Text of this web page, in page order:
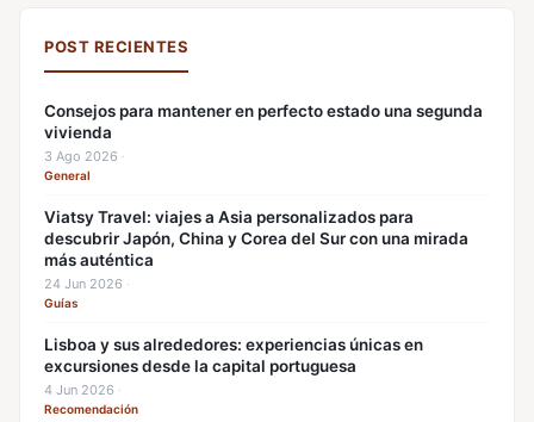
POST RECIENTES
Consejos para mantener en perfecto estado una segunda
vivienda
3 Ago 2026 ·
General
Viatsy Travel: viajes a Asia personalizados para
descubrir Japón, China y Corea del Sur con una mirada
más auténtica
24 Jun 2026 ·
Guías
Lisboa y sus alrededores: experiencias únicas en
excursiones desde la capital portuguesa
4 Jun 2026 ·
Recomendación